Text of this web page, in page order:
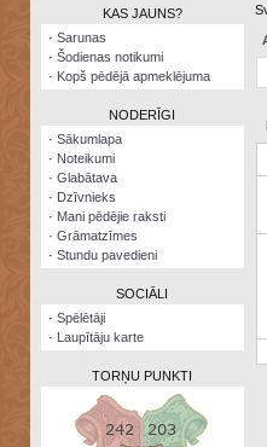
Šodienas
notikumi
Visatcera
almanahs
Arhīvs
KAS JAUNS?
· Sarunas
· Šodienas notikumi
· Kopš pēdējā apmeklējuma
NODERĪGI
· Sākumlapa
· Noteikumi
· Glabātava
· Dzīvnieks
· Mani pēdējie raksti
· Grāmatzīmes
· Stundu pavedieni
SOCIĀLI
· Spēlētāji
· Laupītāju karte
TORŅU PUNKTI